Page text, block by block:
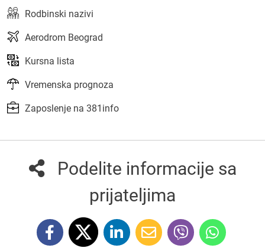
Rodbinski nazivi
Aerodrom Beograd
Kursna lista
Vremenska prognoza
Zaposlenje na 381info
Podelite informacije sa
prijateljima